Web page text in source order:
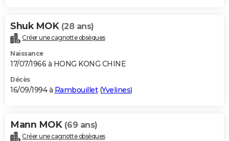
Shuk MOK (28 ans)
Créer une cagnotte obsèques
Naissance
17/07/1966 à HONG KONG CHINE
Décès
16/09/1994 à Rambouillet(Yvelines)
Mann MOK (69 ans)
Créer une cagnotte obsèques